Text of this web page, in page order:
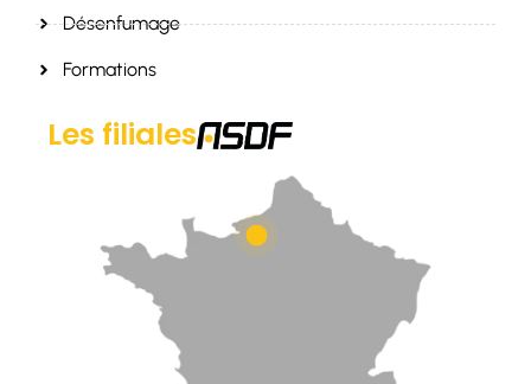
Désenfumage
Formations
Les filiales